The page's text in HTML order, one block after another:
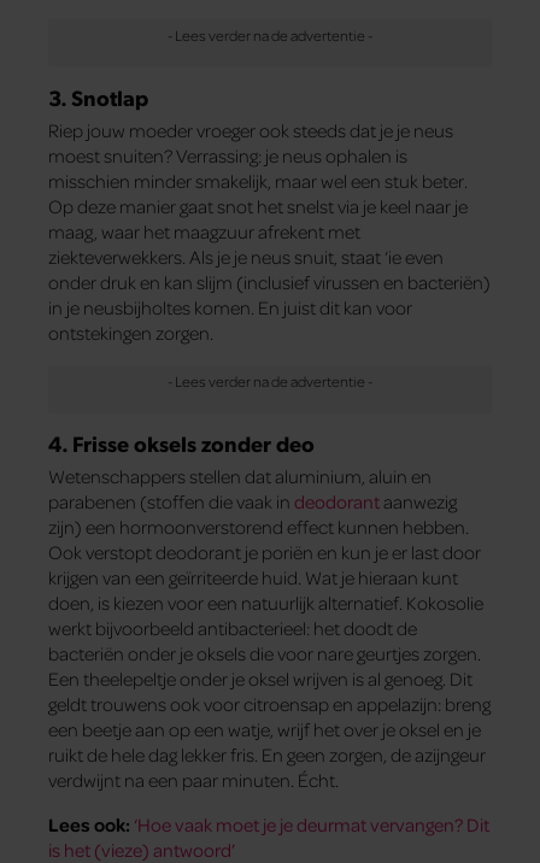
3. Snotlap
Riep jouw moeder vroeger ook steeds dat je je neus
moest snuiten? Verrassing: je neus ophalen is
misschien minder smakelijk, maar wel een stuk beter.
Op deze manier gaat snot het snelst via je keel naar je
maag, waar het maagzuur afrekent met
ziekteverwekkers. Als je je neus snuit, staat ‘ie even
onder druk en kan slijm (inclusief virussen en bacteriën)
in je neusbijholtes komen. En juist dit kan voor
ontstekingen zorgen.
4. Frisse oksels zonder deo
Wetenschappers stellen dat aluminium, aluin en
parabenen (stoffen die vaak in deodorant aanwezig
zijn) een hormoonverstorend effect kunnen hebben.
Ook verstopt deodorant je poriën en kun je er last door
krijgen van een geïrriteerde huid. Wat je hieraan kunt
doen, is kiezen voor een natuurlijk alternatief. Kokosolie
werkt bijvoorbeeld antibacterieel: het doodt de
bacteriën onder je oksels die voor nare geurtjes zorgen.
Een theelepeltje onder je oksel wrijven is al genoeg. Dit
geldt trouwens ook voor citroensap en appelazijn: breng
een beetje aan op een watje, wrijf het over je oksel en je
ruikt de hele dag lekker fris. En geen zorgen, de azijngeur
verdwijnt na een paar minuten. Écht.
Lees ook: ‘Hoe vaak moet je je deurmat vervangen? Dit
is het (vieze) antwoord’